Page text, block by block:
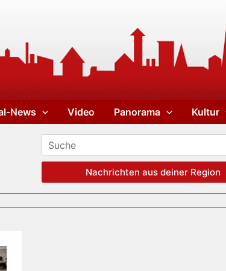
News Video Panorama Kultur
Nachrichten aus deiner Region